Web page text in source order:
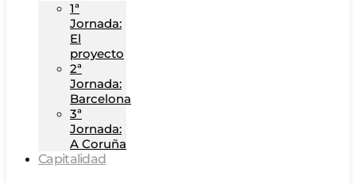
1ª
Jornada:
El
proyecto
2ª
Jornada:
Barcelona
3ª
Jornada:
A Coruña
Capitalidad